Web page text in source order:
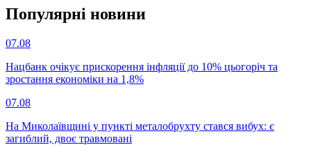
Популярнi новини
07.08
Нацбанк очікує прискорення інфляції до 10% цьогоріч та
зростання економіки на 1,8%
07.08
На Миколаївщині у пункті металобрухту стався вибух: є
загиблий, двоє травмовані